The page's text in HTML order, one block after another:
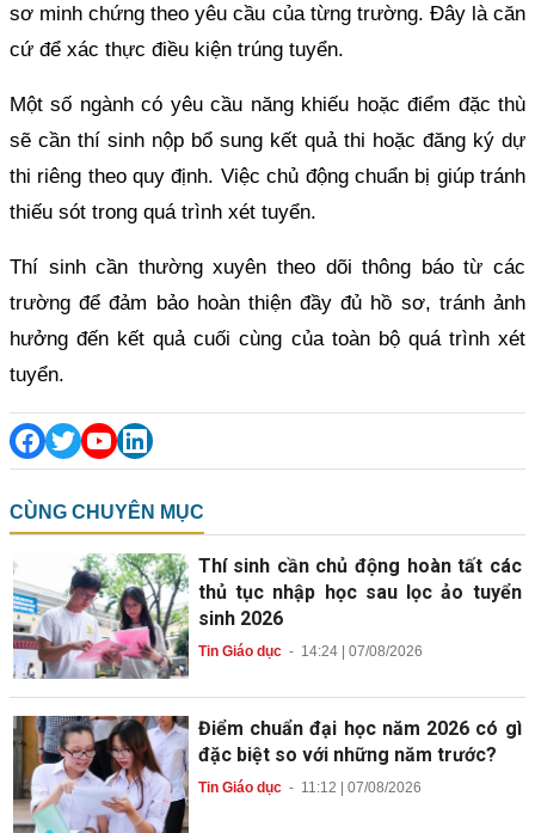
sơ minh chứng theo yêu cầu của từng trường. Đây là căn
cứ để xác thực điều kiện trúng tuyển.
Một số ngành có yêu cầu năng khiếu hoặc điểm đặc thù
sẽ cần thí sinh nộp bổ sung kết quả thi hoặc đăng ký dự
thi riêng theo quy định. Việc chủ động chuẩn bị giúp tránh
thiếu sót trong quá trình xét tuyển.
Thí sinh cần thường xuyên theo dõi thông báo từ các
trường để đảm bảo hoàn thiện đầy đủ hồ sơ, tránh ảnh
hưởng đến kết quả cuối cùng của toàn bộ quá trình xét
tuyển.
CÙNG CHUYÊN MỤC
Thí sinh cần chủ động hoàn tất các
thủ tục nhập học sau lọc ảo tuyển
sinh 2026
Tin Giáo dục- 14:24 | 07/08/2026
Điểm chuẩn đại học năm 2026 có gì
đặc biệt so với những năm trước?
Tin Giáo dục- 11:12 | 07/08/2026